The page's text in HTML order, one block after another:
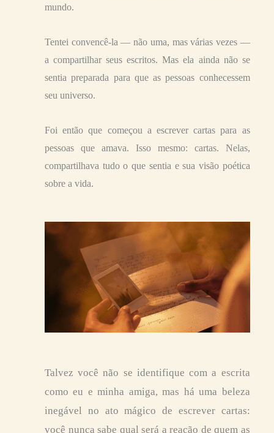
mundo.
Tentei convencê-la — não uma, mas várias vezes —
a compartilhar seus escritos. Mas ela ainda não se
sentia preparada para que as pessoas conhecessem
seu universo.
Foi então que começou a escrever cartas para as
pessoas que amava. Isso mesmo: cartas. Nelas,
compartilhava tudo o que sentia e sua visão poética
sobre a vida.
Talvez você não se identifique com a escrita
como eu e minha amiga, mas há uma beleza
inegável no ato mágico de escrever cartas:
você nunca sabe qual será a reação de quem as